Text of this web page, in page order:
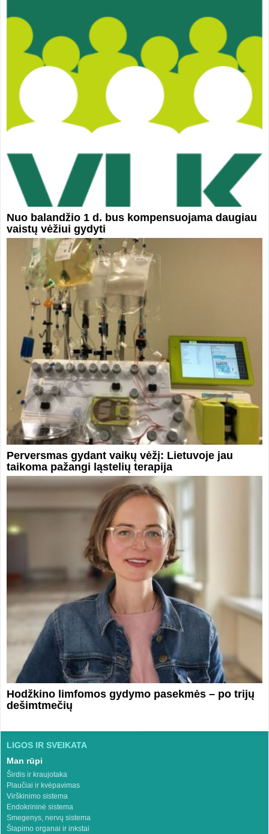
Nuo balandžio 1 d. bus kompensuojama daugiau
vaistų vėžiui gydyti
Perversmas gydant vaikų vėžį: Lietuvoje jau
taikoma pažangi ląstelių terapija
Hodžkino limfomos gydymo pasekmės – po trijų
dešimtmečių
LIGOS IR SVEIKATA
Man rūpi
Širdis ir kraujotaka
Plaučiai ir kvėpavimas
Virškinimo sistema
Endokrininė sistema
Smegenys, nervų sistema
Šlapimo organai ir inkstai